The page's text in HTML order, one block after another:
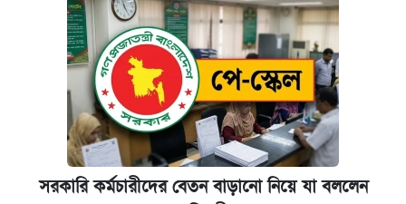
সরকারি কর্মচারীদের বেতন বাড়ানো নিয়ে যা বললেন